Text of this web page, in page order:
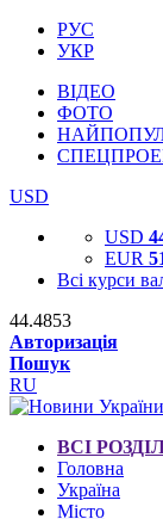
РУС
УКР
ВІДЕО
ФОТО
USD
USD
EUR
Всі курси
44.4853
Авторизація
Пошук
RU
ВСІ
Головна
Україна
Місто